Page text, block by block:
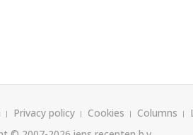
Privacy policy Cookies Columns